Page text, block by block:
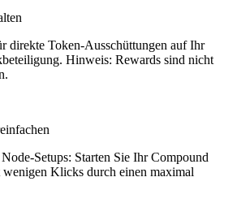
direkte Token-Ausschüttungen auf Ihr
Hinweis: Rewards sind nicht
Setups: Starten Sie Ihr Compound
Klicks durch einen maximal